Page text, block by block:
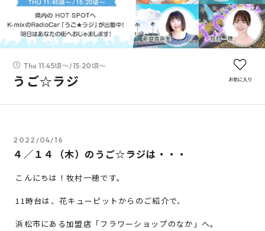
Thu 11:45頃～/15:20頃～
うご☆ラジ お気に入り
2022/04/16
４／１４（木）のうご☆ラジは・・・
こんにちは！牧村一穂です。
11時台は、花キューピットからのご紹介で、
浜松市にある加盟店「フラワーショップのなか」へ。